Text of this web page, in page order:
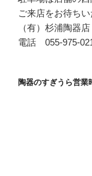
ご来店をお待ちい
（有）杉浦陶器
電話 055-975-
陶器のすぎうら営業